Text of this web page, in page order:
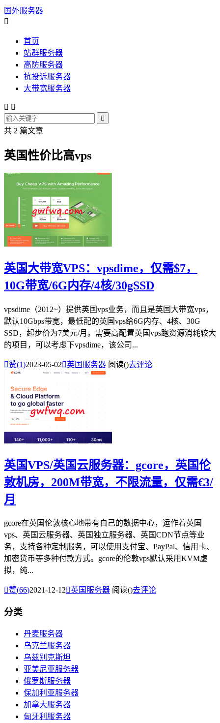
国外服务器

首页
站群服务器
高防服务器
抗投诉服务器
大带宽服务器
 

共 2 篇文章
英国性价比高vps
英国大带宽VPS：vpsdime，仅需$7，
10G带宽/6G内存/4核/30gSSD
vpsdime（2012~）提供英国vps业务，而且是英国大带宽vps，
默认10Gbps带宽，最低配的英国vps给6G内存、4核、30G
SSD，起步价为7美元/月。需要高配置英国vps跑资源消耗较大
的项目，可以考虑下vpsdime，该公司...
赞(1)2023-05-02英国服务器 阅读()去评论
英国VPS/英国云服务器：gcore，英国伦
敦机房，200M带宽，不限流量，仅需€3/
月
gcore在英国伦敦核心地带有自己的数据中心，运作着英国
vps、英国云服务器、英国独立服务器、英国CDN节点等业
务，支持各种定制服务，可以使用支付宝、PayPal、信用卡、
加密货币等多种付款方式。gcore的伦敦vps默认采用KVM虚
拟，纯...
赞(66)2021-12-12英国服务器 阅读()去评论
分类
丹麦服务器
乌克兰服务器
乌兹别克斯坦
亚美尼亚服务器
俄罗斯服务器
保加利亚服务器
加拿大服务器
匈牙利服务器